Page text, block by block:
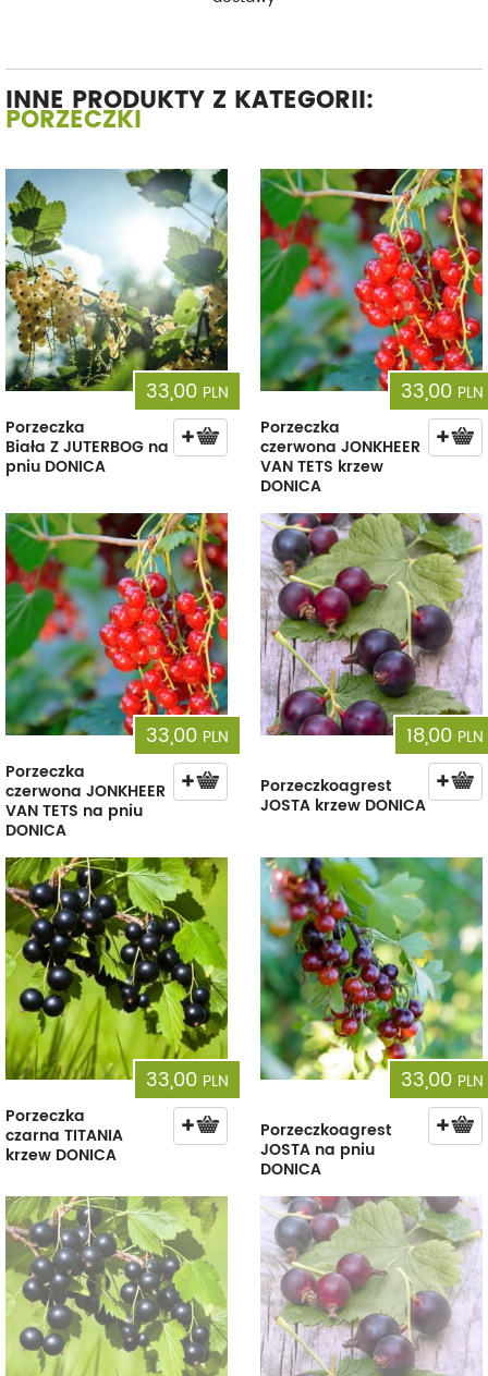
INNE PRODUKTY Z KATEGORII:
PORZECZKI
33,00 PLN
Porzeczka
Biała Z JUTERBOG na
pniu DONICA
33,00 PLN
Porzeczka
czerwona JONKHEER
VAN TETS krzew
DONICA
33,00 PLN
Porzeczka
czerwona JONKHEER
VAN TETS na pniu
DONICA
18,00 PLN
Porzeczkoagrest
JOSTA krzew DONICA
33,00 PLN
Porzeczka
czarna TITANIA
krzew DONICA
33,00 PLN
Porzeczkoagrest
JOSTA na pniu
DONICA